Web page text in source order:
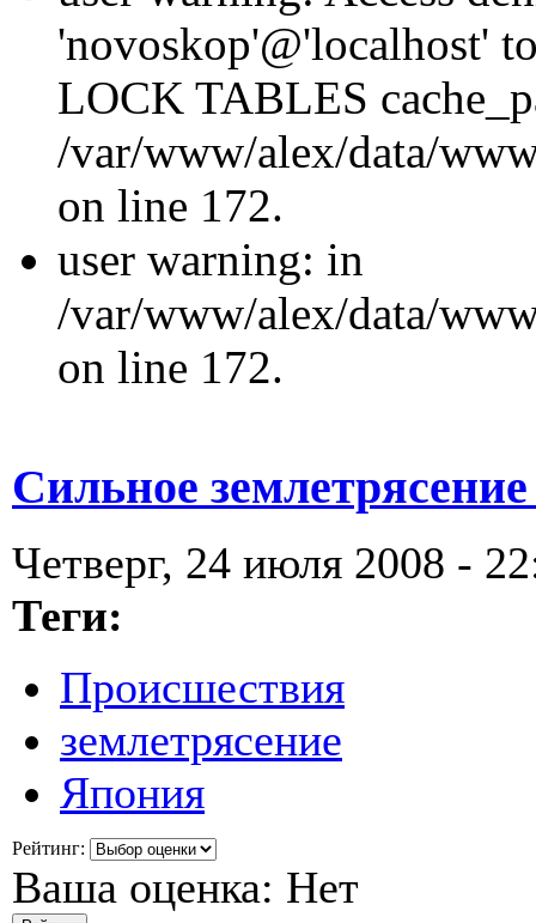
'novoskop'@'localhost'
LOCK TABLES
/var/www/alex/data/
on line 172.
user warning: in
/var/www/alex/data/
on line 172.
Сильное
Четверг, 24 июля 2008 -
Теги:
Происшествия
землетрясение
Япония
Рейтинг:
Ваша оценка: Нет